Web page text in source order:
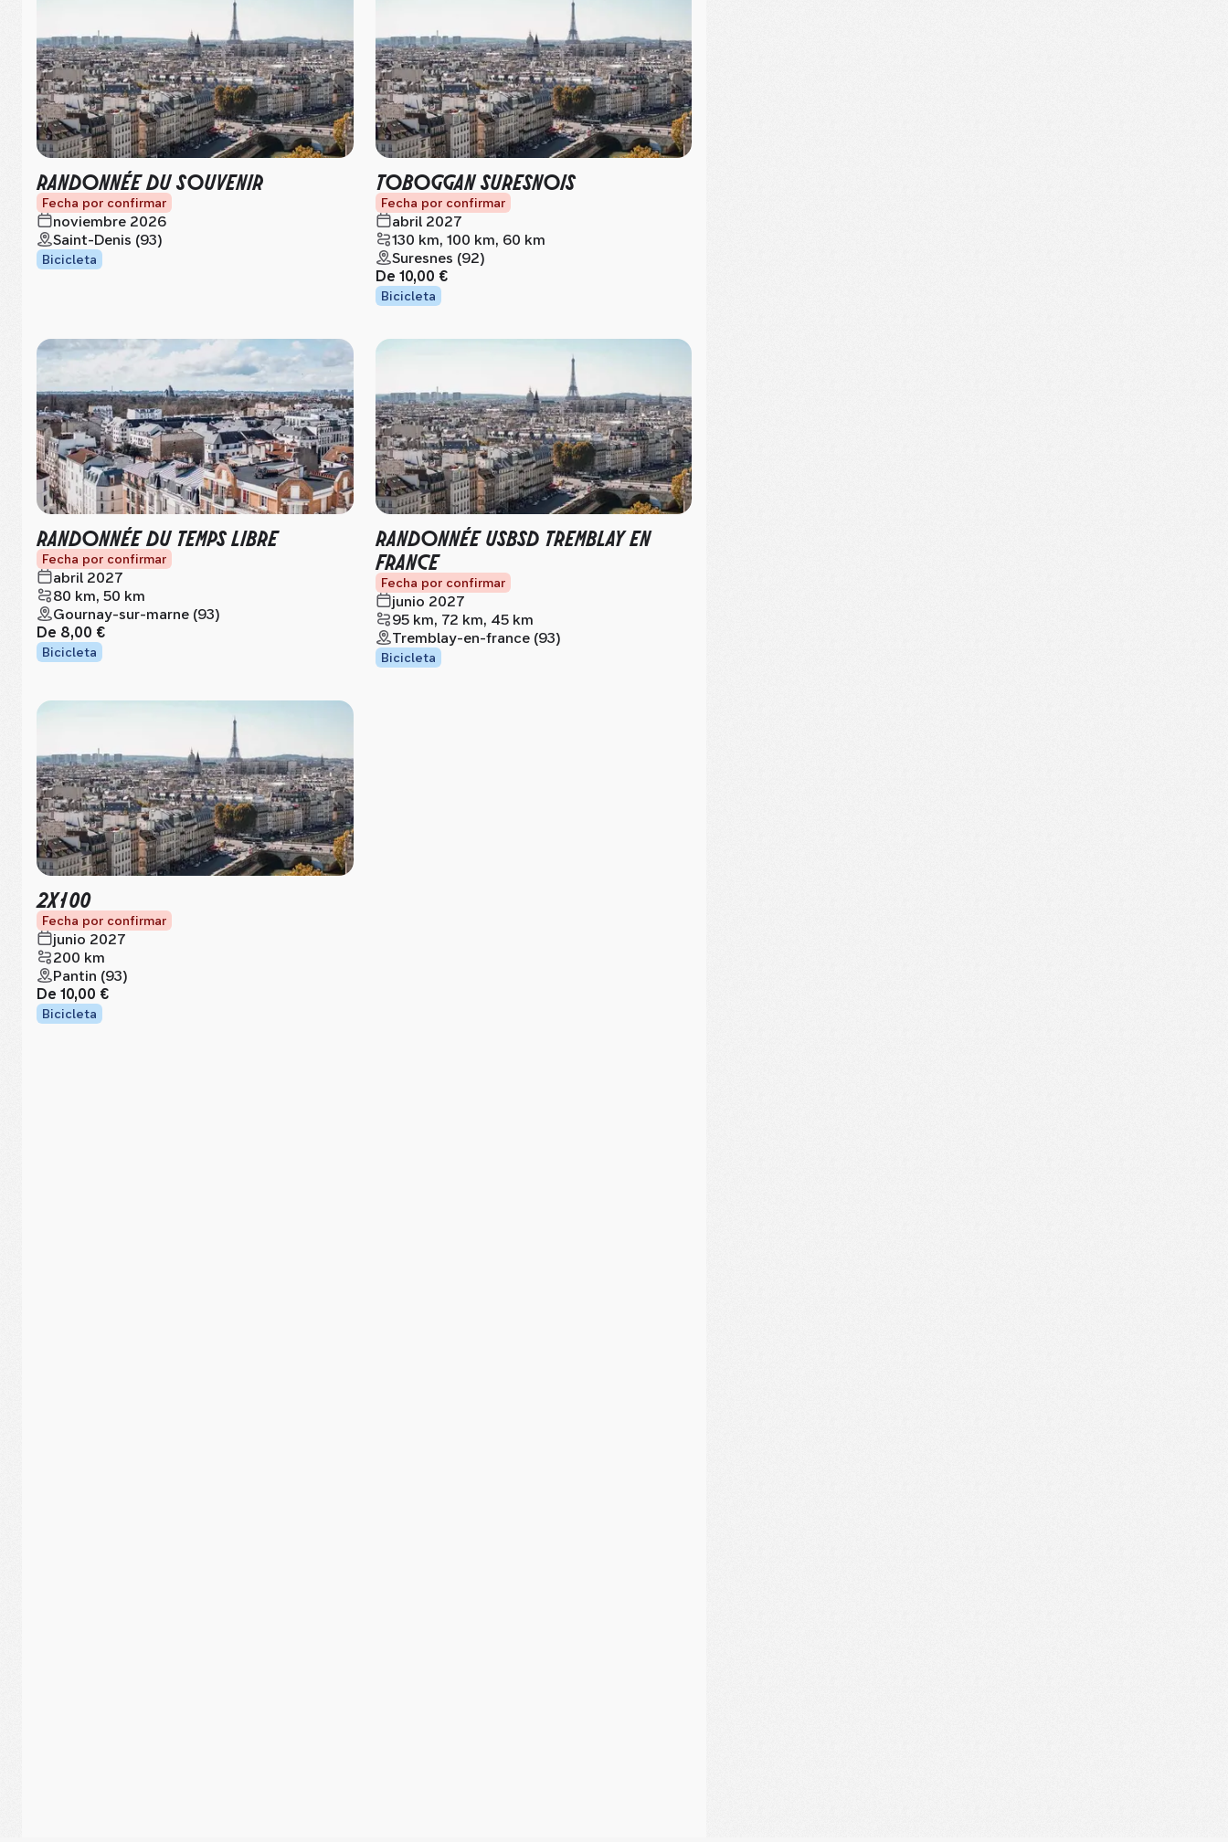
RANDONNÉE DU SOUVENIR
Fecha por confirmar
noviembre 2026
Saint-Denis (93)
Bicicleta
TOBOGGAN SURESNOIS
Fecha por confirmar
abril 2027
130 km, 100 km, 60 km
Suresnes (92)
De 10,00 €
Bicicleta
RANDONNÉE DU TEMPS LIBRE
Fecha por confirmar
abril 2027
80 km, 50 km
Gournay-sur-marne (93)
De 8,00 €
Bicicleta
RANDONNÉE USBSD TREMBLAY EN
FRANCE
Fecha por confirmar
junio 2027
95 km, 72 km, 45 km
Tremblay-en-france (93)
Bicicleta
2X100
Fecha por confirmar
junio 2027
200 km
Pantin (93)
De 10,00 €
Bicicleta